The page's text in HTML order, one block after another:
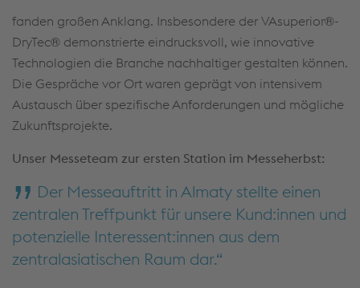
fanden großen Anklang. Insbesondere der VAsuperior®-
DryTec® demonstrierte eindrucksvoll, wie innovative
Technologien die Branche nachhaltiger gestalten können.
Die Gespräche vor Ort waren geprägt von intensivem
Austausch über spezifische Anforderungen und mögliche
Zukunftsprojekte.
Unser Messeteam zur ersten Station im Messeherbst:
Der Messeauftritt in Almaty stellte einen
zentralen Treffpunkt für unsere Kund:innen und
potenzielle Interessent:innen aus dem
zentralasiatischen Raum dar.